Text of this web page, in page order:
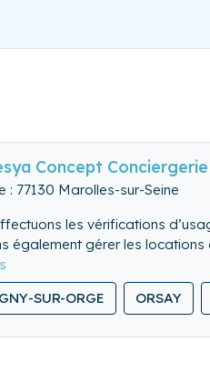
Concept Conciergerie
: 77130 Marolles-sur-Seine
les vérifications
également gérer les locations
de fond en comble
repassons et rangeons
SUR-ORGE ORSAY